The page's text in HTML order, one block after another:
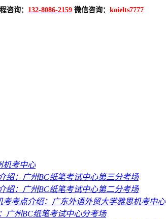
咨询： 132-8086-2159 微信咨询： koielts7777
机考中心
绍：广州BC纸笔考试中心第三分考场
绍：广州BC纸笔考试中心第二分考场
考考点介绍：广东外语外贸大学雅思机考中心
广州BC纸笔考试中心分考场